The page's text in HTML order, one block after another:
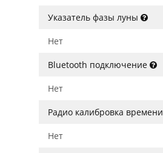
Указатель фазы луны
Нет
Bluetooth подключение
Нет
Радио калибровка времени
Нет